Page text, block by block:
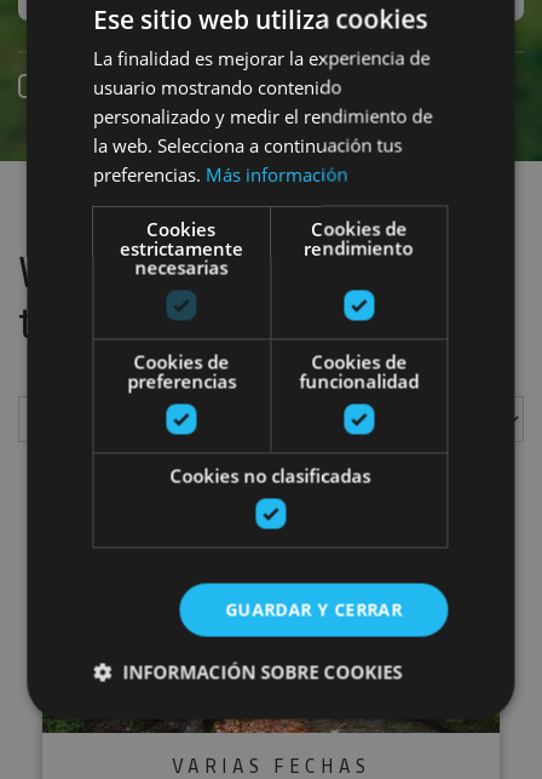
Online booking
Find plans
We have located1plans
to do
VARIAS FECHAS
Ese sitio web utiliza cookies
La finalidad es mejorar la experiencia de
usuario mostrando contenido
personalizado y medir el rendimiento de
la web. Selecciona a continuación tus
preferencias. Más información
Cookies
estrictamente
necesarias
Cookies de
rendimiento
Cookies de
preferencias
Cookies de
funcionalidad
Cookies no clasificadas
GUARDAR Y CERRAR
INFORMACIÓN SOBRE COOKIES
Cookies estrictamente necesarias